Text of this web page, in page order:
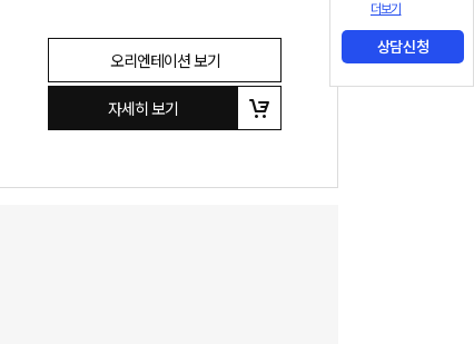
오리엔테이션 보기
자세히 보기
더보기
상담신청